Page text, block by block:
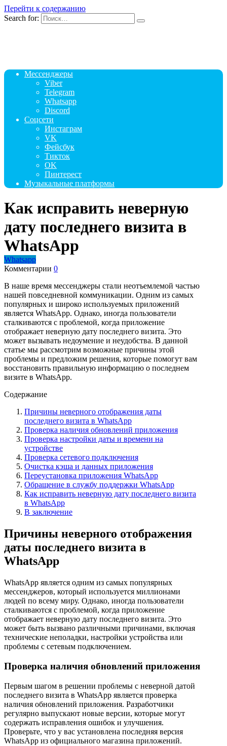
Перейти к содержанию
Search for:
Мессенджеры
Viber
Telegram
Whatsapp
Discord
Соцсети
Инстаграм
VK
Фейсбук
Тикток
OK
Пинтерест
Музыкальные платформы
Как исправить неверную
дату последнего визита в
WhatsApp
Whatsapp
Комментарии 0
В наше время мессенджеры стали неотъемлемой частью
нашей повседневной коммуникации. Одним из самых
популярных и широко используемых приложений
является WhatsApp. Однако, иногда пользователи
сталкиваются с проблемой, когда приложение
отображает неверную дату последнего визита. Это
может вызывать недоумение и неудобства. В данной
статье мы рассмотрим возможные причины этой
проблемы и предложим решения, которые помогут вам
восстановить правильную информацию о последнем
визите в WhatsApp.
Содержание
Причины неверного отображения даты
последнего визита в WhatsApp
Проверка наличия обновлений приложения
Проверка настройки даты и времени на
устройстве
Проверка сетевого подключения
Очистка кэша и данных приложения
Переустановка приложения WhatsApp
Обращение в службу поддержки WhatsApp
Как исправить неверную дату последнего визита
в WhatsApp
В заключение
Причины неверного отображения
даты последнего визита в
WhatsApp
WhatsApp является одним из самых популярных
мессенджеров, который используется миллионами
людей по всему миру. Однако, иногда пользователи
сталкиваются с проблемой, когда приложение
отображает неверную дату последнего визита. Это
может быть вызвано различными причинами, включая
технические неполадки, настройки устройства или
проблемы с сетевым подключением.
Проверка наличия обновлений приложения
Первым шагом в решении проблемы с неверной датой
последнего визита в WhatsApp является проверка
наличия обновлений приложения. Разработчики
регулярно выпускают новые версии, которые могут
содержать исправления ошибок и улучшения.
Проверьте, что у вас установлена последняя версия
WhatsApp из официального магазина приложений.